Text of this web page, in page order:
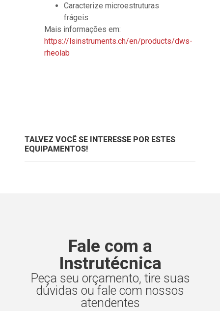
Caracterize microestruturas
frágeis
Mais informações em:
https://lsinstruments.ch/en/products/dws-
rheolab
TALVEZ VOCÊ SE INTERESSE POR ESTES
EQUIPAMENTOS!
Fale com a
Instrutécnica
Peça seu orçamento, tire suas
dúvidas ou fale com nossos
atendentes